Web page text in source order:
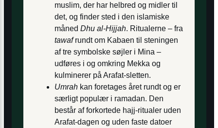
muslim, der har helbred og midler til
det, og finder sted i den islamiske
måned Dhu al-Hijjah. Ritualerne – fra
tawafrundt om Kabaen til steningen
af tre symbol­ske søjler i Mina –
udføres i og omkring Mekka og
kulminerer på Arafat-sletten.
Umrah kan foretages året rundt og er
særligt populær i ramadan. Den
består af forkortede hajj-ritualer uden
Arafat-dagen og uden faste datoer